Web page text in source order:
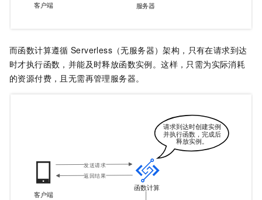
而函数计算遵循 Serverless（无服务器）架构，只有在请求到达
时才执行函数，并能及时释放函数实例。这样，只需为实际消耗
的资源付费，且无需再管理服务器。